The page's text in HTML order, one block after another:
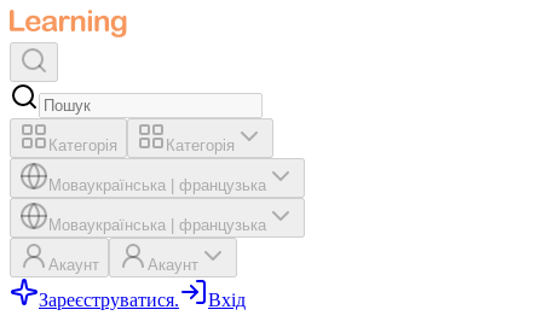
Категорія Категорія
Моваукраїнська французька
Моваукраїнська французька
Акаунт Акаунт
Зареєструватися. Вхід